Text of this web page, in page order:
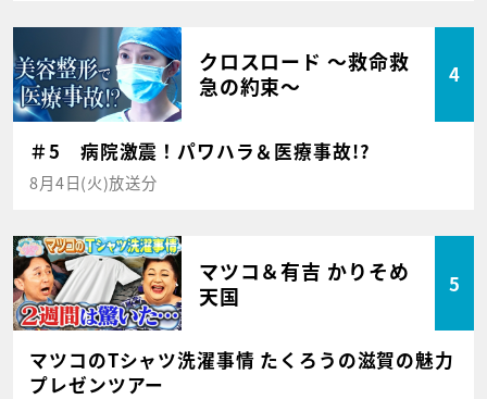
クロスロード ～救命救
急の約束～
4
＃5 病院激震！パワハラ＆医療事故!?
8月4日(火)放送分
マツコ＆有吉 かりそめ
天国
5
マツコのTシャツ洗濯事情 たくろうの滋賀の魅力
プレゼンツアー